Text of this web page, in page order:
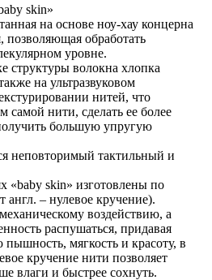
skin»
на основе ноу-хау концерна
позволяющая обработать
уровне.
структуры волокна хлопка
на ультразвуковом
нитей, что
самой нити, сделать ее более
большую упругую
неповторимый тактильный и
«baby skin» изготовлены по
англ. – нулевое кручение).
воздействию, а
распушаться, придавая
мягкость и красоту, в
кручение нити позволяет
влаги и быстрее сохнуть.